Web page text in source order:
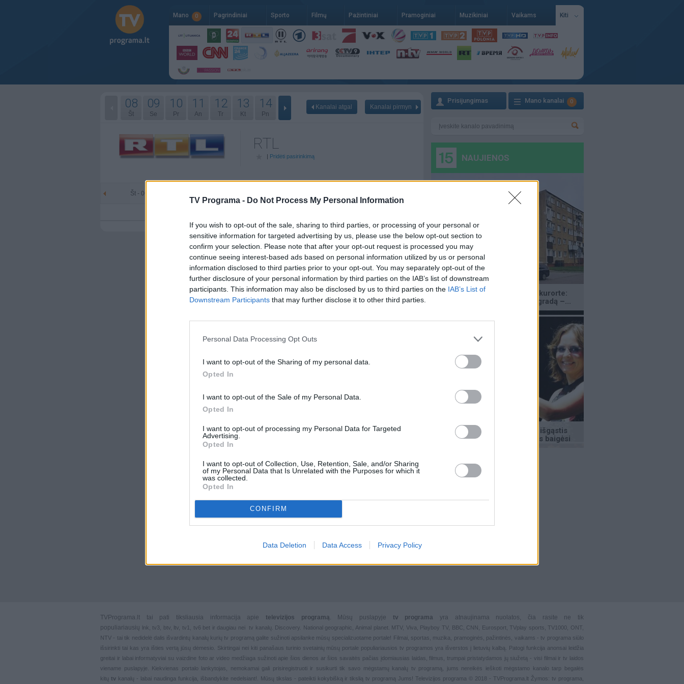
TV Programa - Do Not Process My Personal Information
If you wish to opt-out of the sale, sharing to third parties, or processing of your personal or
sensitive information for targeted advertising by us, please use the below opt-out section to
confirm your selection. Please note that after your opt-out request is processed you may
continue seeing interest-based ads based on personal information utilized by us or personal
information disclosed to third parties prior to your opt-out. You may separately opt-out of the
further disclosure of your personal information by third parties on the IAB’s list of downstream
participants. This information may also be disclosed by us to third parties on the IAB’s List of
Downstream Participants that may further disclose it to other third parties.
Personal Data Processing Opt Outs
I want to opt-out of the Sharing of my personal data.
Opted In
I want to opt-out of the Sale of my Personal Data.
Opted In
I want to opt-out of processing my Personal Data for Targeted
Advertising.
Opted In
I want to opt-out of Collection, Use, Retention, Sale, and/or Sharing
of my Personal Data that Is Unrelated with the Purposes for which it
was collected.
Opted In
CONFIRM
Data Deletion Data Access Privacy Policy
Mano 0 Pagrindiniai Sporto Filmų Pažintiniai Pramoginiai Muzikiniai Vaikams Kiti
08
Št
09
Se
10
Pr
11
An
12
Tr
13
Kt
14
Pn
Kanalai atgal Kanalai pirmyn
RTL
| Pridėti pasirinkimą
Št - 06-06
Prisijungimas Mano kanalai 0
TVPrograma.lt tai pati tiksliausia informacija apie televizijos programą. Mūsų puslapyje tv programa
yra atnaujinama nuolatos, čia rasite ne tik
populiariausių lnk tv3 btv, ltv tv1 tv6 bet ir daugiau nei tv kanalų. Discovery. National geographic, Animal planet. MTV, Viva, Playboy TV, BBC, CNN, Eurosport, TVplay sports , TV1000, ONT,
NTV - tai tik nedidelė dalis išvardintų kanalų kurių tv programą galite sužinoti apsilanke mūsų specializuotame portale! Filmai, sportas muzika pramoginės pažintinės vaikams - tv programa siūlo
išsirinkti tai kas yra išties vertą jūsų dėmesio. Skirtingai nei kiti panašaus turinio svetainių mūsų portale populiariausios tv programos yra išverstos į lietuvių kalbą. Patogi funkcija anonsai leidžia
greitai ir labai informatyviai su vaizdine foto ar video medžiaga sužinoti apie šios dienos ar šios savaitės pačias įdomiausias laidas, filmus, trumpai pristatydamos jų siužetą - visi filmai ir tv laidos
viename puslapyje. Kiekvienas portalo lankytojas, nemokamai gali prisiregistruoti ir susikurti tik savo mėgstamų kanalų
tv programą, jums nereikės ieškoti mėgstamo kanalo tarp begalės
kitų tvkanalų - labai naudinga funkcija, išbandykite nedelsiant!. Mūsų tikslas - pateikti kokybišką ir tikslią tv programą Jums! Televizijos programa © 2018 - TVPrograma.lt Žymos: tv programa,